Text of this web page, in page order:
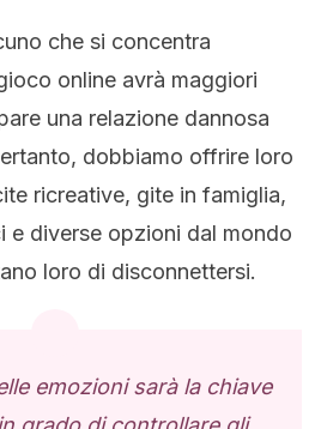
che si concentra
online avrà maggiori
una relazione dannosa
dobbiamo offrire loro
ricreative, gite in famiglia,
e diverse opzioni dal mondo
loro di disconnettersi.
emozioni sarà la chiave